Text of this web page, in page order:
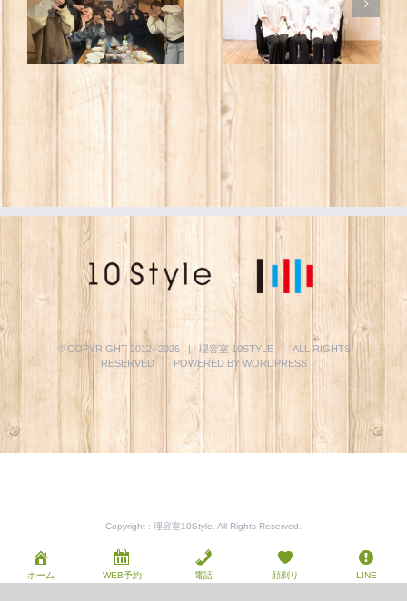
© COPYRIGHT 2012- 2026 | 理容室 10STYLE| ALL RIGHTS
RESERVED | POWERED BY WORDPRESS
Copyright : 理容室10Style. All Rights Reserved.
Facebook
Instagram
YouTube
Phone
電
ホーム WEB予約 電話 顔剃り LINE